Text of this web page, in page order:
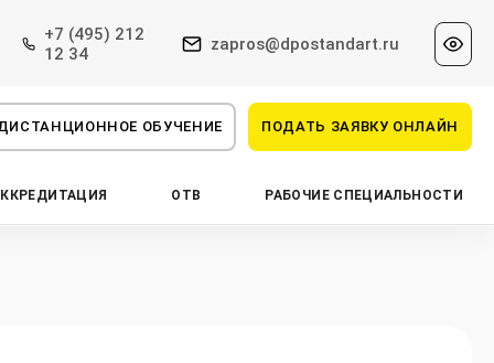
+7 (495) 212
12 34
zapros@dpostandart.ru
ОБУЧЕНИЕ ПОДАТЬ ЗАЯВКУ ОНЛАЙН
ОТВ РАБОЧИЕ СПЕЦИАЛЬНОСТИ